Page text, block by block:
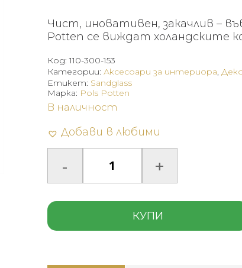
Чист, иновативен, закачлив –
Potten се виждат холандските
Код:110-300-153
Категории: Аксесоари за интериора,
Етикет: Sandglass
В наличност
Добави в любими
КУПИ
Марка: Pols Potten